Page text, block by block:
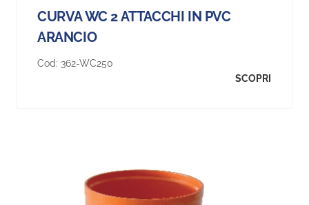
CURVA WC 2 ATTACCHI IN PVC
ARANCIO
Cod: 362-WC250
SCOPRI